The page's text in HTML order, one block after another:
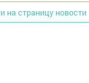
на страницу новости